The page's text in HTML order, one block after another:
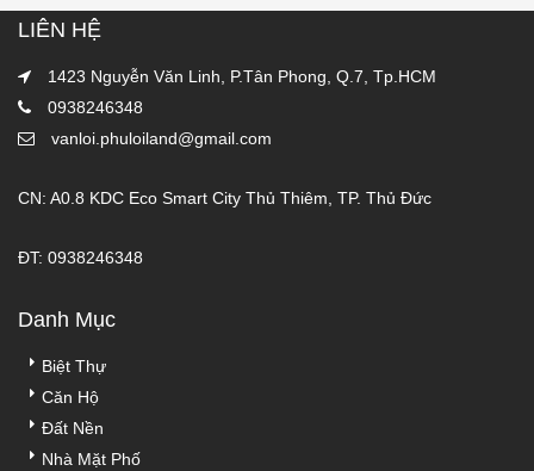
LIÊN HỆ
1423 Nguyễn Văn Linh, P.Tân Phong, Q.7, Tp.HCM
0938246348
vanloi.phuloiland@gmail.com
CN: A0.8 KDC Eco Smart City Thủ Thiêm, TP. Thủ Đức
ĐT: 0938246348
Danh Mục
Biệt Thự
Căn Hộ
Đất Nền
Nhà Mặt Phố